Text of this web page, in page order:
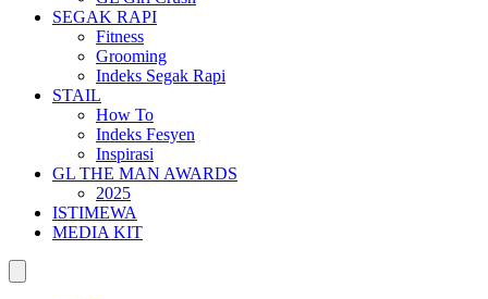
SEGAK RAPI
Fitness
Grooming
Indeks Segak Rapi
STAIL
How To
Indeks Fesyen
Inspirasi
GL THE MAN AWARDS
2025
ISTIMEWA
MEDIA KIT